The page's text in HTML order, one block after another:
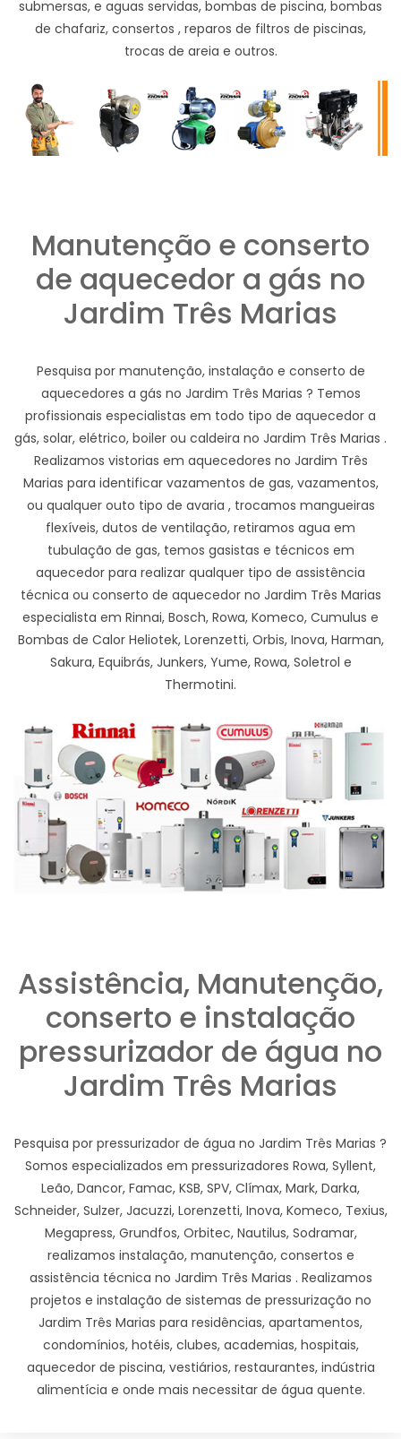
submersas, e aguas servidas, bombas de piscina, bombas
de chafariz, consertos , reparos de filtros de piscinas,
trocas de areia e outros.
Manutenção e conserto
de aquecedor a gás no
Jardim Três Marias
Pesquisa por manutenção, instalação e conserto de
aquecedores a gás no Jardim Três Marias ? Temos
profissionais especialistas em todo tipo de aquecedor a
gás, solar, elétrico, boiler ou caldeira no Jardim Três Marias .
Realizamos vistorias em aquecedores no Jardim Três
Marias para identificar vazamentos de gas, vazamentos,
ou qualquer outo tipo de avaria , trocamos mangueiras
flexíveis, dutos de ventilação, retiramos agua em
tubulação de gas, temos gasistas e técnicos em
aquecedor para realizar qualquer tipo de assistência
técnica ou conserto de aquecedor no Jardim Três Marias
especialista em Rinnai, Bosch, Rowa, Komeco, Cumulus e
Bombas de Calor Heliotek, Lorenzetti, Orbis, Inova, Harman,
Sakura, Equibrás, Junkers, Yume, Rowa, Soletrol e
Thermotini.
Assistência, Manutenção,
conserto e instalação
pressurizador de água no
Jardim Três Marias
Pesquisa por pressurizador de água no Jardim Três Marias ?
Somos especializados em pressurizadores Rowa, Syllent,
Leão, Dancor, Famac, KSB, SPV, Clímax, Mark, Darka,
Schneider, Sulzer, Jacuzzi, Lorenzetti, Inova, Komeco, Texius,
Megapress, Grundfos, Orbitec, Nautilus, Sodramar,
realizamos instalação, manutenção, consertos e
assistência técnica no Jardim Três Marias . Realizamos
projetos e instalação de sistemas de pressurização no
Jardim Três Marias para residências, apartamentos,
condomínios, hotéis, clubes, academias, hospitais,
aquecedor de piscina, vestiários, restaurantes, indústria
alimentícia e onde mais necessitar de água quente.